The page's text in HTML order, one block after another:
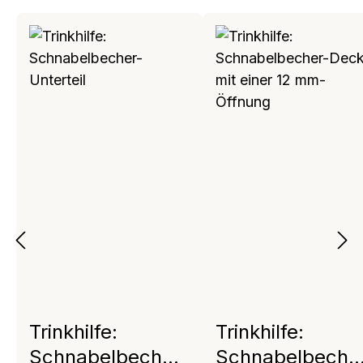
Trinkhilfe:
Schnabelbecher-
Trinkhilfe: